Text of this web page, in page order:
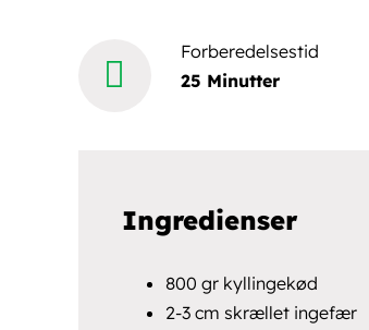
Forberedelsestid
25 Minutter
Ingredienser
800 gr kyllingekød
2-3 cm skrællet ingefær